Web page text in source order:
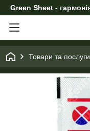
Green Sheet -
Товари та послуги